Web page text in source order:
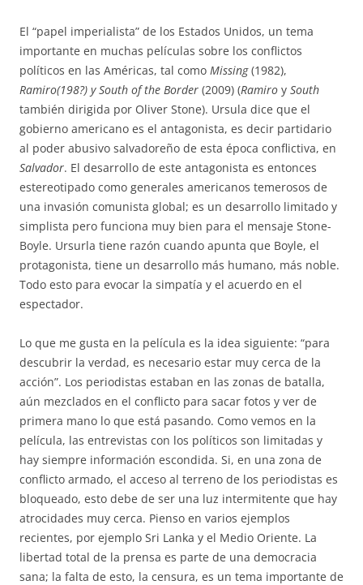
El “papel imperialista” de los Estados Unidos, un tema
importante en muchas películas sobre los conflictos
políticos en las Américas, tal como Missing(1982),
Ramiro(198?) y South of the Border (2009) (Ramiro y South
también dirigida por Oliver Stone). Ursula dice que el
gobierno americano es el antagonista, es decir partidario
al poder abusivo salvadoreño de esta época conflictiva, en
Salvador. El desarrollo de este antagonista es entonces
estereotipado como generales americanos temerosos de
una invasión comunista global; es un desarrollo limitado y
simplista pero funciona muy bien para el mensaje Stone-
Boyle. Ursurla tiene razón cuando apunta que Boyle, el
protagonista, tiene un desarrollo más humano, más noble.
Todo esto para evocar la simpatía y el acuerdo en el
espectador.
Lo que me gusta en la película es la idea siguiente: “para
descubrir la verdad, es necesario estar muy cerca de la
acción”. Los periodistas estaban en las zonas de batalla,
aún mezclados en el conflicto para sacar fotos y ver de
primera mano lo que está pasando. Como vemos en la
película, las entrevistas con los políticos son limitadas y
hay siempre información escondida. Si, en una zona de
conflicto armado, el acceso al terreno de los periodistas es
bloqueado, esto debe de ser una luz intermitente que hay
atrocidades muy cerca. Pienso en varios ejemplos
recientes, por ejemplo Sri Lanka y el Medio Oriente. La
libertad total de la prensa es parte de una democracia
sana; la falta de esto, la censura, es un tema importante de